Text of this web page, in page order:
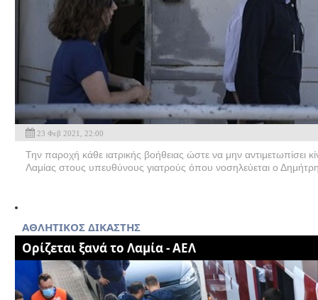
23 Φεβ 2021, 22:00
Την παροχή κάθε ιατρικής βοήθειας ώστε να μην αντιμετωπίσει
Λαμίας στους υπευθύνους γιατρούς όπου νοσηλεύεται ο
ΑΘΛΗΤΙΚΟΣ ΔΙΚΑΣΤΗΣ
Oρίζεται ξανά το Λαμία - ΑΕΛ